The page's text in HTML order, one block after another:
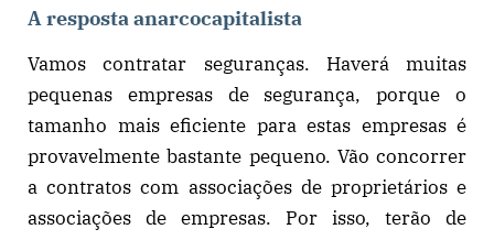
A resposta anarcocapitalista
Vamos contratar seguranças. Haverá muitas
pequenas empresas de segurança, porque o
tamanho mais eficiente para estas empresas é
provavelmente bastante pequeno. Vão concorrer
a contratos com associações de proprietários e
associações de empresas. Por isso, terão de